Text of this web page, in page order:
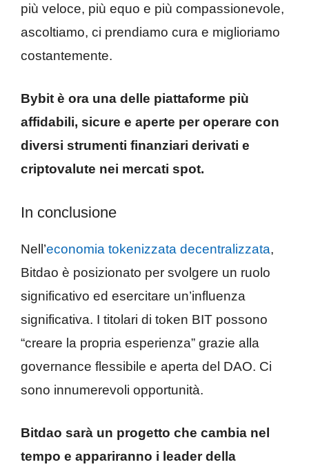
più veloce, più equo e più compassionevole,
ascoltiamo, ci prendiamo cura e miglioriamo
costantemente.
Bybit è ora una delle piattaforme più
affidabili, sicure e aperte per operare con
diversi strumenti finanziari derivati ​​​​e
criptovalute nei mercati spot.
In conclusione
Nell’economia tokenizzata decentralizzata,
Bitdao è posizionato per svolgere un ruolo
significativo ed esercitare un’influenza
significativa. I titolari di token BIT possono
“creare la propria esperienza” grazie alla
governance flessibile e aperta del DAO. Ci
sono innumerevoli opportunità.
Bitdao sarà un progetto che cambia nel
tempo e appariranno i leader della